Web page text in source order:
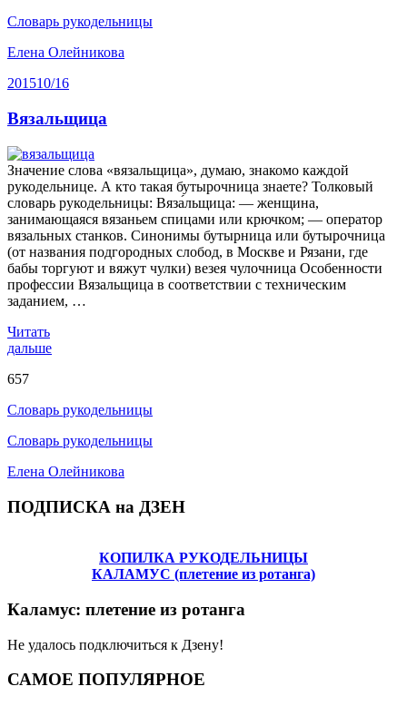
Словарь рукодельницы
Елена Олейникова
201510/16
Вязальщица
Значение слова «вязальщица», думаю, знакомо каждой
рукодельнице. А кто такая бутырочница знаете? Толковый
словарь рукодельницы: Вяза́льщица: — женщина,
занимающаяся вязаньем спицами или крючком; — оператор
вязальных станков. Синонимы бутырница или бутырочница
(от названия подгородных слобод, в Москве и Рязани, где
бабы торгуют и вяжут чулки) везея чулочница Особенности
профессии Вязальщица в соответствии с техническим
заданием, …
Читать
дальше
657
Словарь рукодельницы
Словарь рукодельницы
Елена Олейникова
ПОДПИСКА на ДЗЕН
КОПИЛКА РУКОДЕЛЬНИЦЫ
КАЛАМУС (плетение из ротанга)
Каламус: плетение из ротанга
Не удалось подключиться к Дзену!
САМОЕ ПОПУЛЯРНОЕ